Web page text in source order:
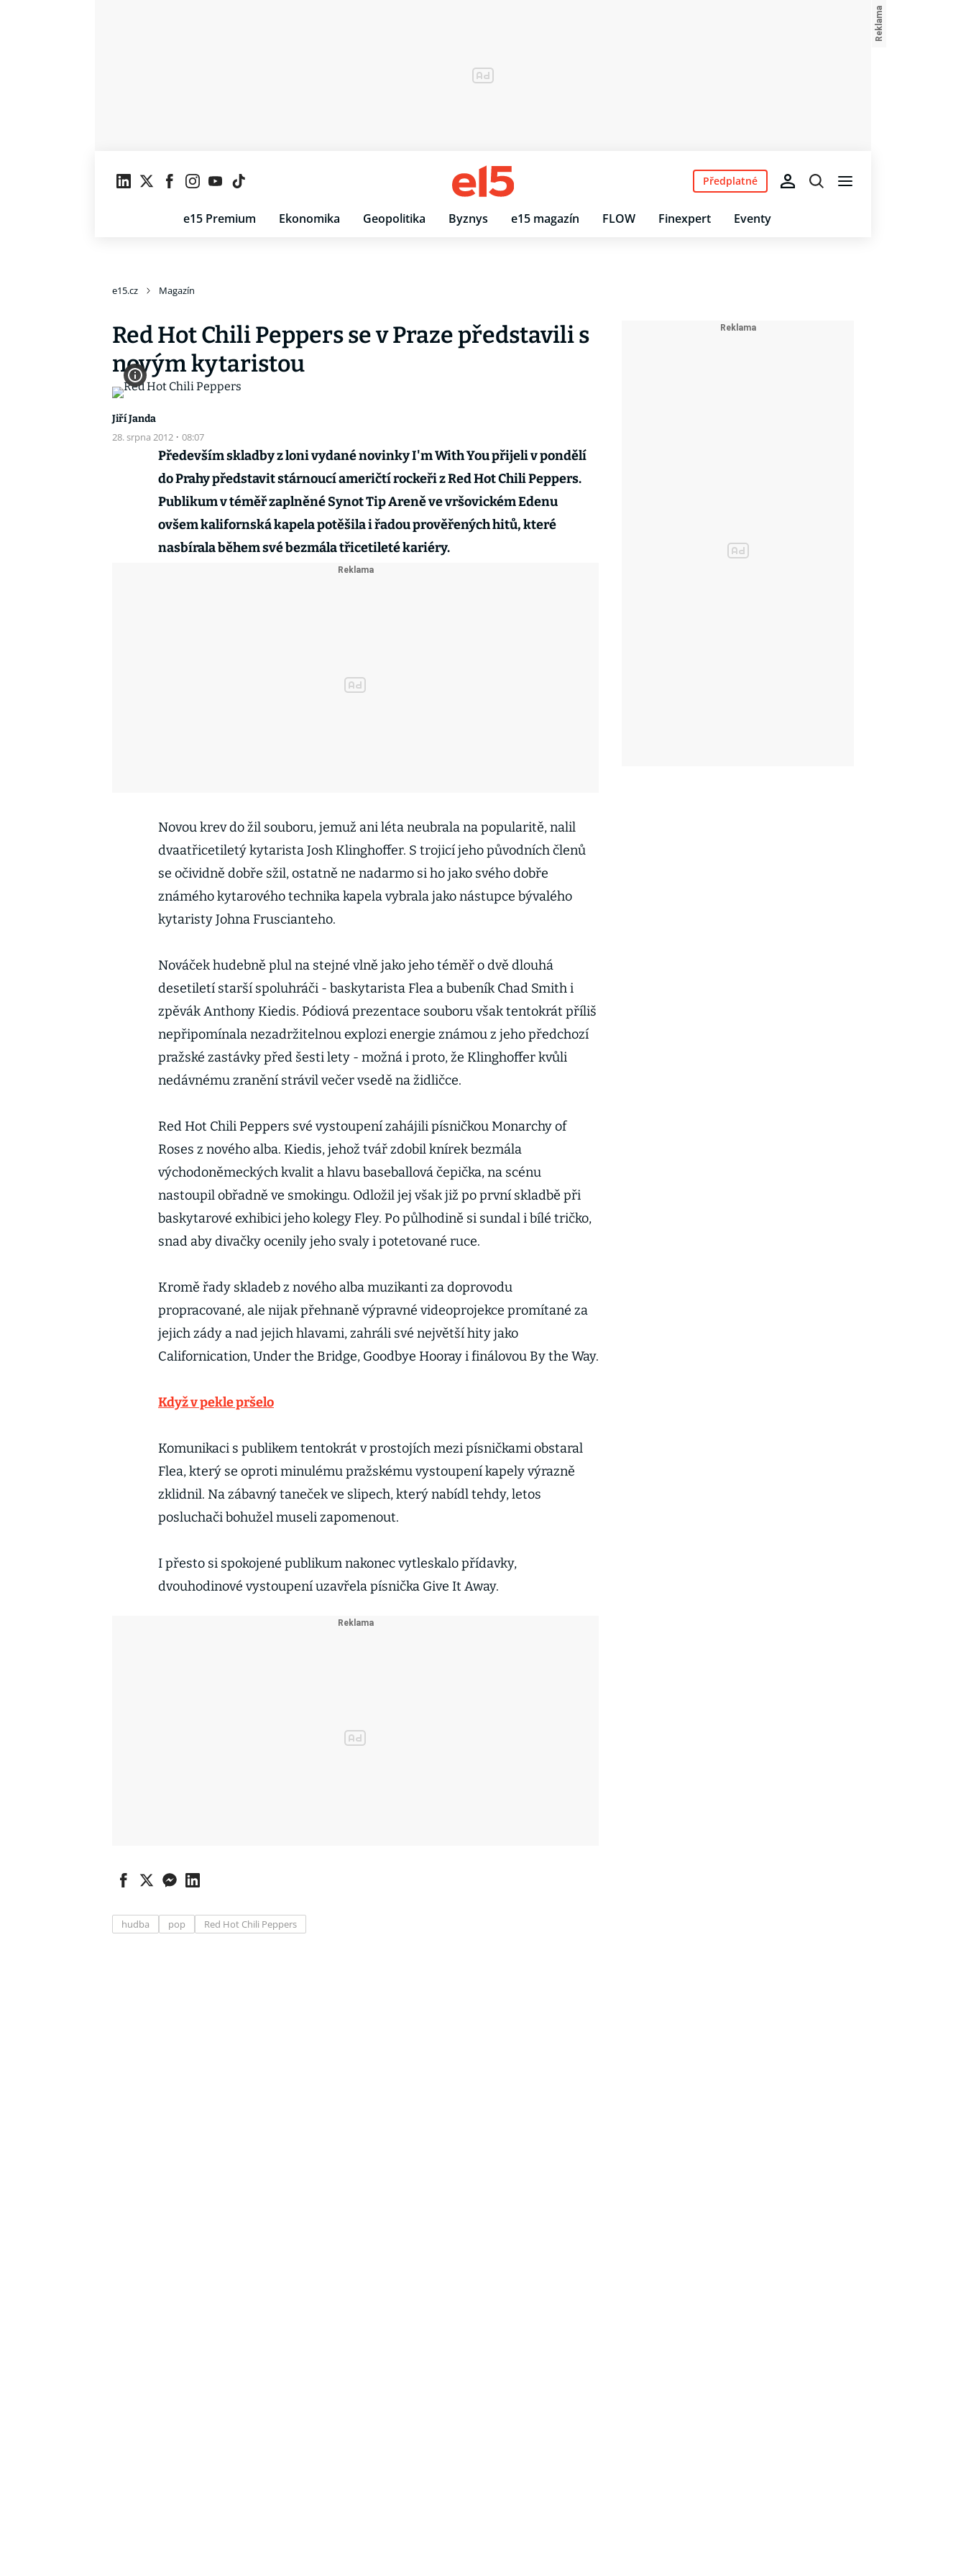
e15 Premium Ekonomika Geopolitika Byznys e15 magazín FLOW Finexpert Eventy
Předplatné
e15.cz Magazín
Red Hot Chili Peppers se v Praze představili s
novým kytaristou
Jiří Janda
28. srpna 2012 · 08:07
Především skladby z loni vydané novinky I'm With You přijeli v pondělí
do Prahy představit stárnoucí američtí rockeři z Red Hot Chili Peppers.
Publikum v téměř zaplněné Synot Tip Areně ve vršovickém Edenu
ovšem kalifornská kapela potěšila i řadou prověřených hitů, které
nasbírala během své bezmála třicetileté kariéry.
Novou krev do žil souboru, jemuž ani léta neubrala na popularitě, nalil
dvaatřicetiletý kytarista Josh Klinghoffer. S trojicí jeho původních členů
se očividně dobře sžil, ostatně ne nadarmo si ho jako svého dobře
známého kytarového technika kapela vybrala jako nástupce bývalého
kytaristy Johna Fruscianteho.
Nováček hudebně plul na stejné vlně jako jeho téměř o dvě dlouhá
desetiletí starší spoluhráči - baskytarista Flea a bubeník Chad Smith i
zpěvák Anthony Kiedis. Pódiová prezentace souboru však tentokrát příliš
nepřipomínala nezadržitelnou explozi energie známou z jeho předchozí
pražské zastávky před šesti lety - možná i proto, že Klinghoffer kvůli
nedávnému zranění strávil večer vsedě na židličce.
Red Hot Chili Peppers své vystoupení zahájili písničkou Monarchy of
Roses z nového alba. Kiedis, jehož tvář zdobil knírek bezmála
východoněmeckých kvalit a hlavu baseballová čepička, na scénu
nastoupil obřadně ve smokingu. Odložil jej však již po první skladbě při
baskytarové exhibici jeho kolegy Fley. Po půlhodině si sundal i bílé tričko,
snad aby divačky ocenily jeho svaly i potetované ruce.
Kromě řady skladeb z nového alba muzikanti za doprovodu
propracované, ale nijak přehnaně výpravné videoprojekce promítané za
jejich zády a nad jejich hlavami, zahráli své největší hity jako
Californication, Under the Bridge, Goodbye Hooray i finálovou By the Way.
Když v pekle pršelo
Komunikaci s publikem tentokrát v prostojích mezi písničkami obstaral
Flea, který se oproti minulému pražskému vystoupení kapely výrazně
zklidnil. Na zábavný taneček ve slipech, který nabídl tehdy, letos
posluchači bohužel museli zapomenout.
I přesto si spokojené publikum nakonec vytleskalo přídavky,
dvouhodinové vystoupení uzavřela písnička Give It Away.
hudba pop Red Hot Chili Peppers